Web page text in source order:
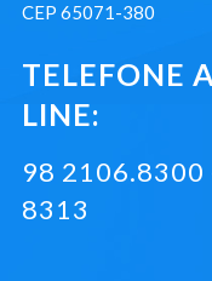
CEP 65071-380
TELEFONE
LINE:
98 2106.8300
8313